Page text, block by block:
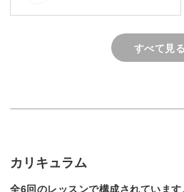
完成したときの達成感と、光を受
を、ぜひ一緒に味わっていきまし
ビーズ織りは、まるで織物のよう
すべて見る
カリキュラム
全6回のレッスンで構成されています